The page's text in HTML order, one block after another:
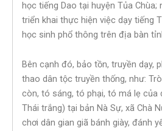
học tiếng Dao tại huyện Tủa Chùa;
triển khai thực hiện việc dạy tiếng
học sinh phổ thông trên địa bàn
Bên cạnh đó, bảo tồn, truyền dạy,
thao dân tộc truyền thống, như:
còn, tó sáng, tó phại, tó má lẹ của
Thái trắng) tại bản Nà Sự, xã Chà
chơi dân gian giã bánh giày, đánh